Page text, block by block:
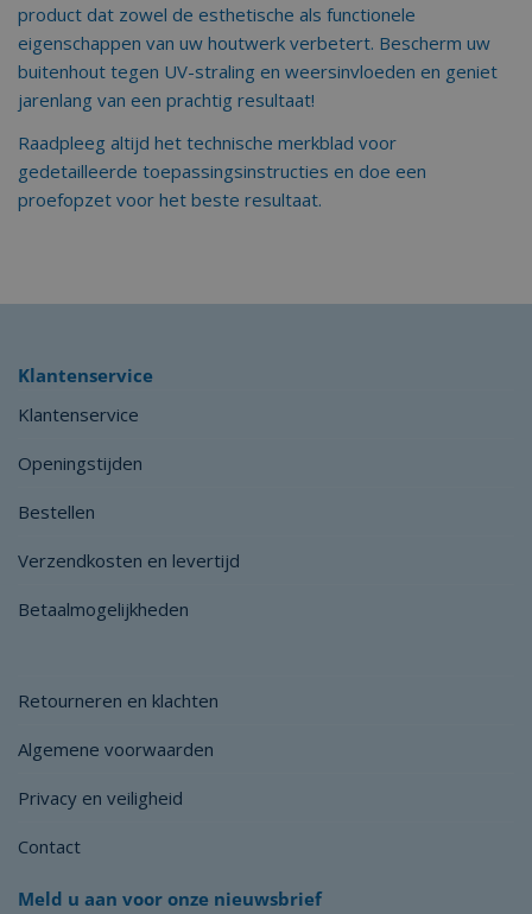
product dat zowel de esthetische als functionele
eigenschappen van uw houtwerk verbetert. Bescherm uw
buitenhout tegen UV-straling en weersinvloeden en geniet
jarenlang van een prachtig resultaat!
Raadpleeg altijd het technische merkblad voor
gedetailleerde toepassingsinstructies en doe een
proefopzet voor het beste resultaat.
Klantenservice
Klantenservice
Openingstijden
Bestellen
Verzendkosten en levertijd
Betaalmogelijkheden
Retourneren en klachten
Algemene voorwaarden
Privacy en veiligheid
Contact
Meld u aan voor onze nieuwsbrief